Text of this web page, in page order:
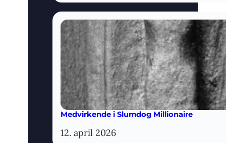
Medvirkende i Slumdog Millionaire
12. april 2026